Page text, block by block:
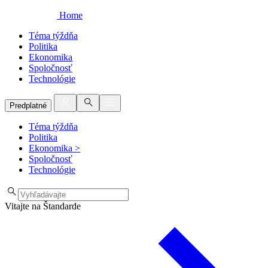
Home
Téma týždňa
Politika
Ekonomika
Spoločnosť
Technológie
Predplatné
Téma týždňa
Politika
Ekonomika >
Spoločnosť
Technológie
Vitajte na Štandarde